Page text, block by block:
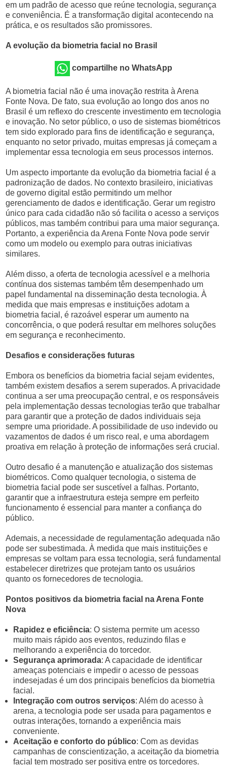
em um padrão de acesso que reúne tecnologia, segurança
e conveniência. É a transformação digital acontecendo na
prática, e os resultados são promissores.
A evolução da biometria facial no Brasil
compartilhe no WhatsApp
A biometria facial não é uma inovação restrita à Arena
Fonte Nova. De fato, sua evolução ao longo dos anos no
Brasil é um reflexo do crescente investimento em tecnologia
e inovação. No setor público, o uso de sistemas biométricos
tem sido explorado para fins de identificação e segurança,
enquanto no setor privado, muitas empresas já começam a
implementar essa tecnologia em seus processos internos.
Um aspecto importante da evolução da biometria facial é a
padronização de dados. No contexto brasileiro, iniciativas
de governo digital estão permitindo um melhor
gerenciamento de dados e identificação. Gerar um registro
único para cada cidadão não só facilita o acesso a serviços
públicos, mas também contribui para uma maior segurança.
Portanto, a experiência da Arena Fonte Nova pode servir
como um modelo ou exemplo para outras iniciativas
similares.
Além disso, a oferta de tecnologia acessível e a melhoria
contínua dos sistemas também têm desempenhado um
papel fundamental na disseminação desta tecnologia. À
medida que mais empresas e instituições adotam a
biometria facial, é razoável esperar um aumento na
concorrência, o que poderá resultar em melhores soluções
em segurança e reconhecimento.
Desafios e considerações futuras
Embora os benefícios da biometria facial sejam evidentes,
também existem desafios a serem superados. A privacidade
continua a ser uma preocupação central, e os responsáveis
pela implementação dessas tecnologias terão que trabalhar
para garantir que a proteção de dados individuais seja
sempre uma prioridade. A possibilidade de uso indevido ou
vazamentos de dados é um risco real, e uma abordagem
proativa em relação à proteção de informações será crucial.
Outro desafio é a manutenção e atualização dos sistemas
biométricos. Como qualquer tecnologia, o sistema de
biometria facial pode ser suscetível a falhas. Portanto,
garantir que a infraestrutura esteja sempre em perfeito
funcionamento é essencial para manter a confiança do
público.
Ademais, a necessidade de regulamentação adequada não
pode ser subestimada. À medida que mais instituições e
empresas se voltam para essa tecnologia, será fundamental
estabelecer diretrizes que protejam tanto os usuários
quanto os fornecedores de tecnologia.
Pontos positivos da biometria facial na Arena Fonte
Nova
Rapidez e eficiência: O sistema permite um acesso
muito mais rápido aos eventos, reduzindo filas e
melhorando a experiência do torcedor.
Segurança aprimorada: A capacidade de identificar
ameaças potenciais e impedir o acesso de pessoas
indesejadas é um dos principais benefícios da biometria
facial.
Integração com outros serviços: Além do acesso à
arena, a tecnologia pode ser usada para pagamentos e
outras interações, tornando a experiência mais
conveniente.
Aceitação e conforto do público: Com as devidas
campanhas de conscientização, a aceitação da biometria
facial tem mostrado ser positiva entre os torcedores.